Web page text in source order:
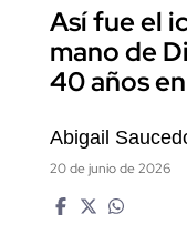
Así fue el
mano de
40 años
Abigail
20 de junio de 2026